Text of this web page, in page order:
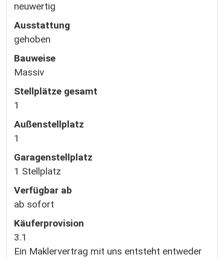
neuwertig
Ausstattung
gehoben
Bauweise
Massiv
Stellplätze gesamt
1
Außen­stellplatz
1
Garagen­stellplatz
1 Stellplatz
Verfügbar ab
ab sofort
Käufer­provision
3.1
Ein Maklervertrag mit uns entsteht entweder